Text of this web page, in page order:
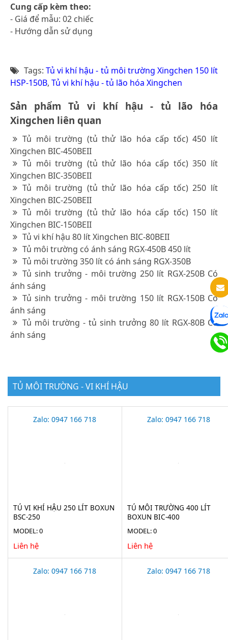
Cung cấp kèm theo:
- Giá để mẫu: 02 chiếc
- Hướng dẫn sử dụng
Tags: Tủ vi khí hậu - tủ môi trường Xingchen 150 lít
HSP-150B, Tủ vi khí hậu - tủ lão hóa Xingchen
Sản phẩm Tủ vi khí hậu - tủ lão hóa
Xingchen liên quan
Tủ môi trường (tủ thử lão hóa cấp tốc) 450 lít
Xingchen BIC-450BEII
Tủ môi trường (tủ thử lão hóa cấp tốc) 350 lít
Xingchen BIC-350BEII
Tủ môi trường (tủ thử lão hóa cấp tốc) 250 lít
Xingchen BIC-250BEII
Tủ môi trường (tủ thử lão hóa cấp tốc) 150 lít
Xingchen BIC-150BEII
Tủ vi khí hậu 80 lít Xingchen BIC-80BEII
Tủ môi trường có ánh sáng RGX-450B 450 lít
Tủ môi trường 350 lít có ánh sáng RGX-350B
Tủ sinh trưởng - môi trường 250 lít RGX-250B Có
ánh sáng
Tủ sinh trưởng - môi trường 150 lít RGX-150B Có
ánh sáng
Tủ môi trường - tủ sinh trưởng 80 lít RGX-80B Có
ánh sáng
TỦ MÔI TRƯỜNG - VI KHÍ HẬU
Zalo: 0947 166 718
TỦ VI KHÍ HẬU 250 LÍT BOXUN
BSC-250
MODEL: 0
Liên hệ
Zalo: 0947 166 718
TỦ MÔI TRƯỜNG 400 LÍT
BOXUN BIC-400
MODEL: 0
Liên hệ
Zalo: 0947 166 718 Zalo: 0947 166 718